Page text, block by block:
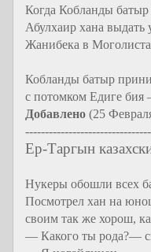
Когда Кобланды
Абулхаир хана
Жанибека в
Кобланды батыр
с потомком Едиге бия
Добавлено (25
Ер-Таргын
Нукеры обошли всех
Посмотрел хан на
своим так же хорош,
— Какого ты рода?—